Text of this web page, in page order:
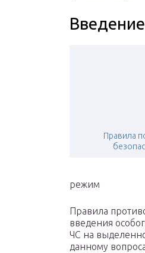
Правила
режим
Правила
введения
ЧС на
данному